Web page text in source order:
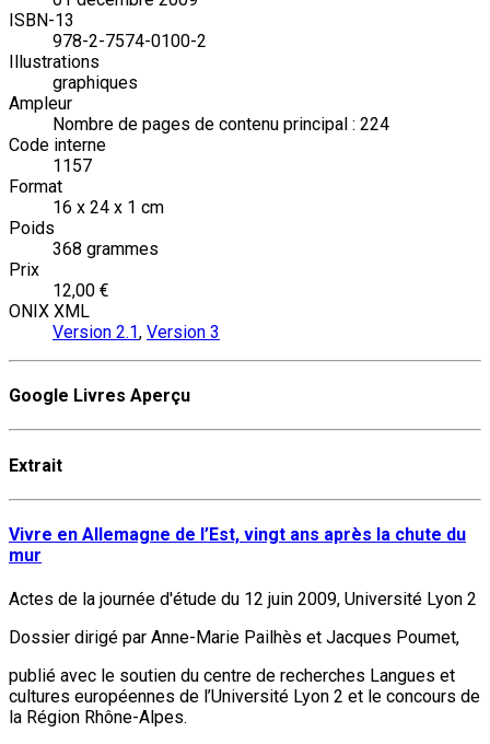
ISBN-13
978-2-7574-0100-2
Illustrations
graphiques
Ampleur
Nombre de pages de contenu principal : 224
Code interne
1157
Format
16 x 24 x 1 cm
Poids
368 grammes
Prix
12,00 €
ONIX XML
Version 2.1, Version 3
Google Livres Aperçu
Extrait
Vivre en Allemagne de l’Est, vingt ans après la chute du
mur
Actes de la journée d'étude du 12 juin 2009, Université Lyon 2
Dossier dirigé par Anne-Marie Pailhès et Jacques Poumet,
publié avec le soutien du centre de recherches Langues et
cultures européennes de l’Université Lyon 2 et le concours de
la Région Rhône-Alpes.